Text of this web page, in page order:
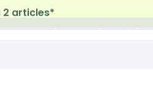
vos achats Mode & Maison